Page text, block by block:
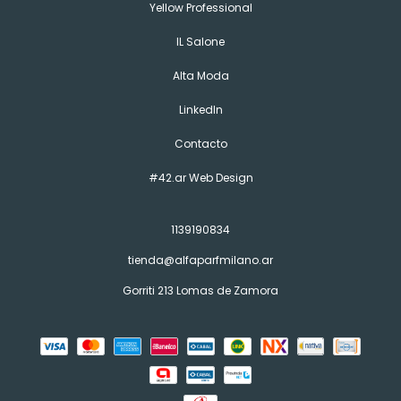
Yellow Professional
IL Salone
Alta Moda
LinkedIn
Contacto
#42.ar Web Design
1139190834
tienda@alfaparfmilano.ar
Gorriti 213 Lomas de Zamora